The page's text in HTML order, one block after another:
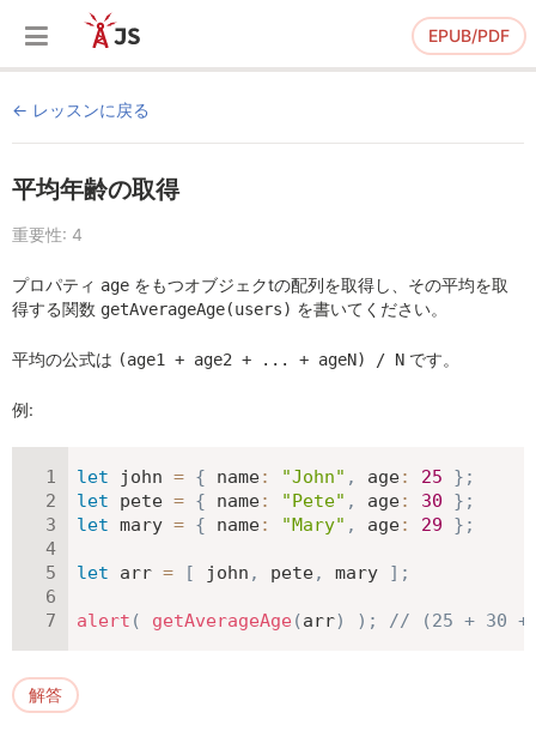
EPUB/PDF
レッスンに戻る
平均年齢の取得
重要性: 4
プロパティ age をもつオブジェクtの配列を取得し、その平均を取
得する関数 getAverageAge(users) を書いてください。
平均の公式は (age1 + age2 + ... + ageN) / N です。
例:
let john = { name: "John" , age: 25 } ;
let pete = { name: "Pete" , age: 30 } ;
let mary = { name: "Mary" , age: 29 } ;
let arr = [ john , pete, mary ] ;
alert ( getAverageAge (arr) ) ; // (25 + 30
解答